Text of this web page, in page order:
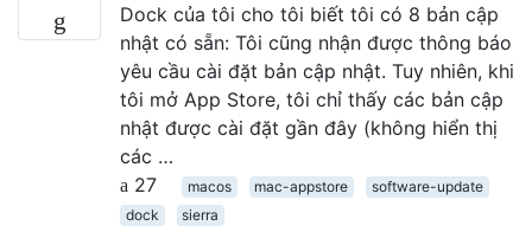
Dock của tôi cho tôi biết tôi có 8 bản cập
nhật có sẵn: Tôi cũng nhận được thông báo
yêu cầu cài đặt bản cập nhật. Tuy nhiên, khi
tôi mở App Store, tôi chỉ thấy các bản cập
nhật được cài đặt gần đây (không hiển thị
các …
27
macos mac-appstore
software-update
dock
sierra